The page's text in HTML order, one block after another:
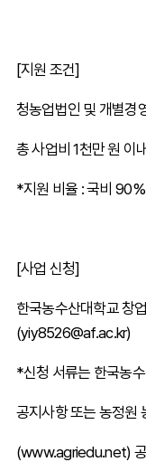
[지원 조건]
청농업법인 및 개별경
총 사업비 1천만 원 이
*지원 비율 : 국비
[사업 신청]
한국농수산대학교 창
(yiy8526@af.ac.kr)
*신청 서류는 한국농
공지사항 또는 농정원
(www.agriedu.net)